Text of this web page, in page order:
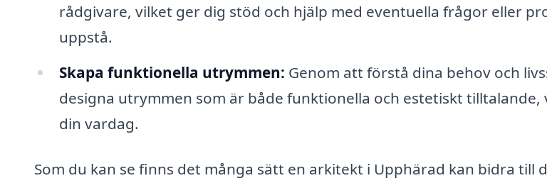
rådgivare, vilket ger dig stöd och hjälp med eventuella frågor eller
uppstå.
Skapa funktionella utrymmen: Genom att förstå dina behov och
designa utrymmen som är både funktionella och estetiskt
din vardag.
Som du kan se finns det många sätt en arkitekt i Upphärad kan bidra till